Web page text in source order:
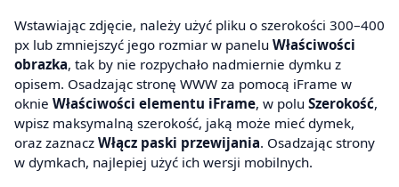
Wstawiając zdjęcie, należy użyć pliku o szerokości 300–400
px lub zmniejszyć jego rozmiar w panelu Właściwości
obrazka, tak by nie rozpychało nadmiernie dymku z
opisem. Osadzając stronę WWW za pomocą iFrame w
oknie Właściwości elementu iFrame, w polu Szerokość,
wpisz maksymalną szerokość, jaką może mieć dymek,
oraz zaznacz Włącz paski przewijania. Osadzając strony
w dymkach, najlepiej użyć ich wersji mobilnych.